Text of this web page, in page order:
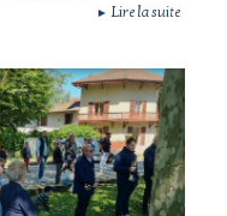
► Lire la suite